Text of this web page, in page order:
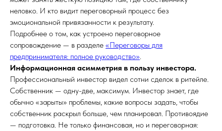
неловко. И кто видит переговорный процесс без
эмоциональной привязанности к результату.
Подробнее о том, как устроено переговорное
сопровождение — в разделе «Переговоры для
предпринимателя: полное руководство».
Информационная асимметрия в пользу инвестора.
Профессиональный инвестор видел сотни сделок в ритейле.
Собственник — одну-две, максимум. Инвестор знает, где
обычно «зарыты» проблемы, какие вопросы задать, чтобы
собственник раскрыл больше, чем планировал. Противоядие
— подготовка. Не только финансовая, но и переговорная: